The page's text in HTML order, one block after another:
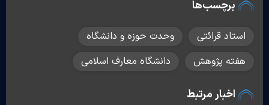
برچسب‌ها
استاد قرائتی
وحدت حوزه و دانشگاه
هفته پژوهش
دانشگاه معارف اسلامی
اخبار مرتبط